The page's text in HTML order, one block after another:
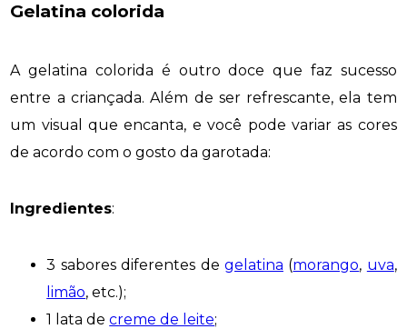
Gelatina colorida
A gelatina colorida é outro doce que faz sucesso
entre a criançada. Além de ser refrescante, ela tem
um visual que encanta, e você pode variar as cores
de acordo com o gosto da garotada:
Ingredientes:
3 sabores diferentes de gelatina (morango, uva,
limão, etc.);
1 lata decreme de leite;